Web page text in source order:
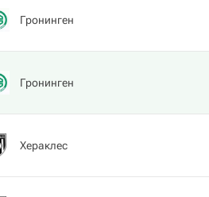
Гронинген
Гронинген
Хераклес